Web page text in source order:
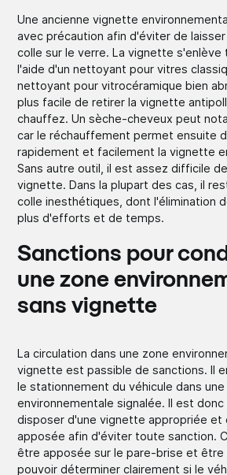
Une ancienne vignette
avec précaution afin d'éviter de
colle sur le verre. La vignette s'enlève
l'aide d'un nettoyant pour vitres
nettoyant pour vitrocéramique bien
plus facile de retirer la vignette
chauffez. Un sèche-cheveux peut
car le réchauffement permet ensuite
rapidement et facilement la vignette
Sans autre outil, il est assez difficile
vignette. Dans la plupart des cas, il
colle inesthétiques, dont l'élimination
plus d'efforts et de temps.
Sanctions pour
une zone
sans vignette
La circulation dans une zone
vignette est passible de sanctions. Il
le stationnement du véhicule dans une
environnementale signalée. Il est
disposer d'une vignette appropriée et
apposée afin d'éviter toute sanction.
être apposée sur le pare-brise et être
pouvoir déterminer clairement si le